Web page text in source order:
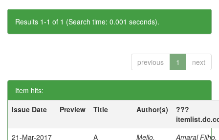
Results 1-1 of 1 (Search time: 0.001 seconds).
previous 1 next
Item hits:
Issue Date
Preview Title Author(s)
???
21-Mar-2017
A Mello, Amaral